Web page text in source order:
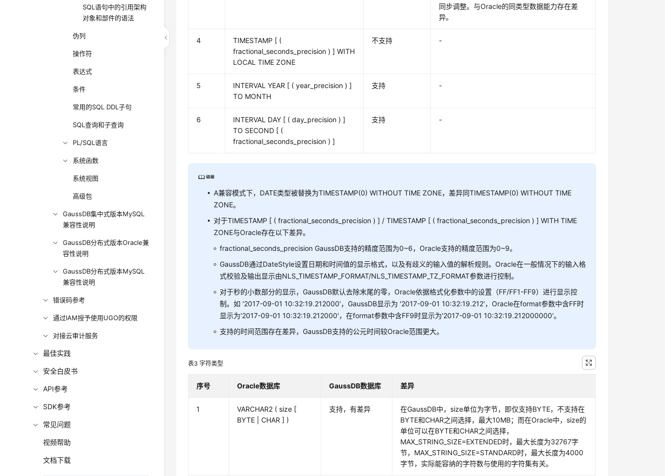
SQL语句中的引用架构
对象和部件的语法
伪列
操作符
表达式
条件
常用的SQL DDL子句
SQL查询和子查询
PL/SQL语言
系统函数
系统视图
高级包
GaussDB集中式版本MySQL
兼容性说明
GaussDB分布式版本Oracle兼
容性说明
GaussDB分布式版本MySQL
兼容性说明
错误码参考
通过IAM授予使用UGO的权限
对接云审计服务
最佳实践
安全白皮书
API参考
SDK参考
常见问题
视频帮助
文档下载
同步调整。与Oracle的同类型数据能力存在差
异。
4
TIMESTAMP [ (
fractional_seconds_precision ) ] WITH
LOCAL TIME ZONE
不支持 -
5
INTERVAL YEAR [ ( year_precision ) ]
TO MONTH
支持 -
6
INTERVAL DAY [ ( day_precision ) ]
TO SECOND [ (
fractional_seconds_precision ) ]
支持 -
A兼容模式下，DATE类型被替换为TIMESTAMP(0) WITHOUT TIME ZONE，差异同TIMESTAMP(0) WITHOUT TIME
ZONE。
对于TIMESTAMP [ ( fractional_seconds_precision ) ] / TIMESTAMP [ ( fractional_seconds_precision ) ] WITH TIME
ZONE与Oracle存在以下差异。
fractional_seconds_precision GaussDB支持的精度范围为0~6，Oracle支持的精度范围为0~9。
GaussDB通过DateStyle设置日期和时间值的显示格式，以及有歧义的输入值的解析规则。Oracle在一般情况下的输入格
式校验及输出显示由NLS_TIMESTAMP_FORMAT/NLS_TIMESTAMP_TZ_FORMAT参数进行控制。
对于秒的小数部分的显示，GaussDB默认去除末尾的零，Oracle依据格式化参数中的设置（FF/FF1-FF9）进行显示控
制。如 '2017-09-01 10:32:19.212000'，GaussDB显示为 '2017-09-01 10:32:19.212'，Oracle在format参数中含FF时
显示为'2017-09-01 10:32:19.212000'，在format参数中含FF9时显示为'2017-09-01 10:32:19.212000000'。
支持的时间范围存在差异，GaussDB支持的公元时间较Oracle范围更大。
表3字符类型
序号 Oracle数据库 GaussDB数据库 差异
1
VARCHAR2 ( size [
BYTE | CHAR ] )
支持，有差异
在GaussDB中，size单位为字节，即仅支持BYTE，不支持在
BYTE和CHAR之间选择，最大10MB；而在Oracle中，size的
单位可以在BYTE和CHAR之间选择，
MAX_STRING_SIZE=EXTENDED时，最大长度为32767字
节，MAX_STRING_SIZE=STANDARD时，最大长度为4000
字节，实际能容纳的字符数与使用的字符集有关。